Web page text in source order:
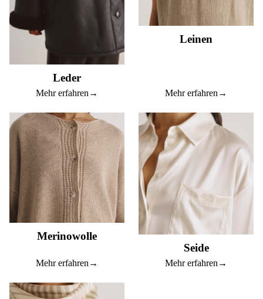
Leder
Mehr erfahren →
Leinen
Mehr erfahren →
Merinowolle
Mehr erfahren →
Seide
Mehr erfahren →